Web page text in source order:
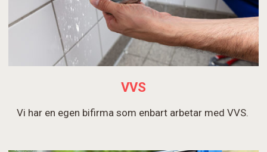
VVS
Vi har en egen bifirma som enbart arbetar med VVS.